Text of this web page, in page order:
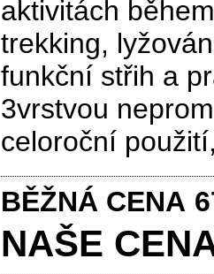
aktivitách
trekking,
funkční střih a
3vrstvou
celoroční
BĚŽNÁ CENA
NAŠE